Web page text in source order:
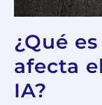
¿Qué
afecta
IA?